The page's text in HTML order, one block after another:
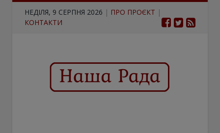
НЕДІЛЯ, 9 СЕРПНЯ 2026 | ПРО ПРОЄКТ |
КОНТАКТИ